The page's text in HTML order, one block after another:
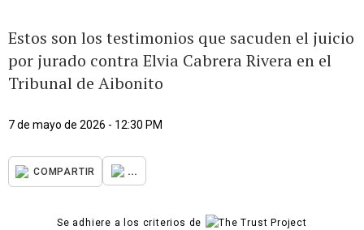
Estos son los testimonios que sacuden el juicio
por jurado contra Elvia Cabrera Rivera en el
Tribunal de Aibonito
7 de mayo de 2026 - 12:30 PM
COMPARTIR ...
Se adhiere a los criterios de